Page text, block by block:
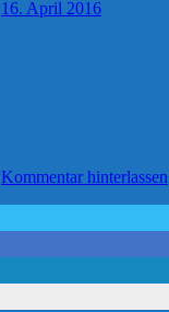
16. April 2016
Kommentar hinterlassen